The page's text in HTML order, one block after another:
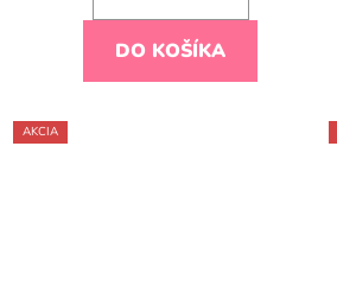
DO KOŠÍKA
AKCIA